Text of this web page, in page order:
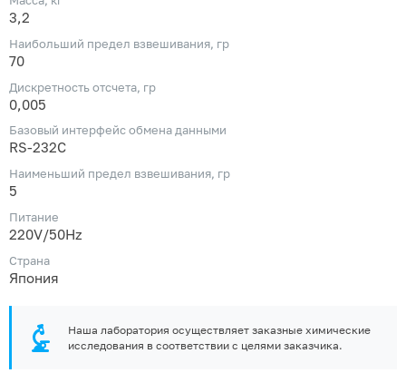
3,2
Наибольший предел взвешивания, гр
70
Дискретность отсчета, гр
0,005
Базовый интерфейс обмена данными
RS-232C
Наименьший предел взвешивания, гр
5
Питание
220V/50Hz
Страна
Япония
Наша лаборатория осуществляет заказные химические
исследования в соответствии с целями заказчика.